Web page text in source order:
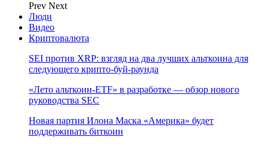
Prev Next
Люди
Видео
Криптовалюта
SEI против XRP: взгляд на два лучших альткоина для
следующего крипто-буй-раунда
«Лето альткоин-ETF» в разработке — обзор нового
руководства SEC
Новая партия Илона Маска «Америка» будет
поддерживать биткоин